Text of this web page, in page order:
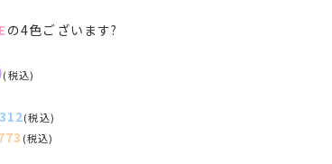
の4色ございます?
(税込)
(税込)
3 (税込)